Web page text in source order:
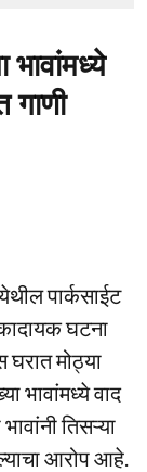
गाणी
पार्कसाईट
घटना
घरात मोठ्या
भावांमध्ये वाद
तिसऱ्या
आरोप आहे.